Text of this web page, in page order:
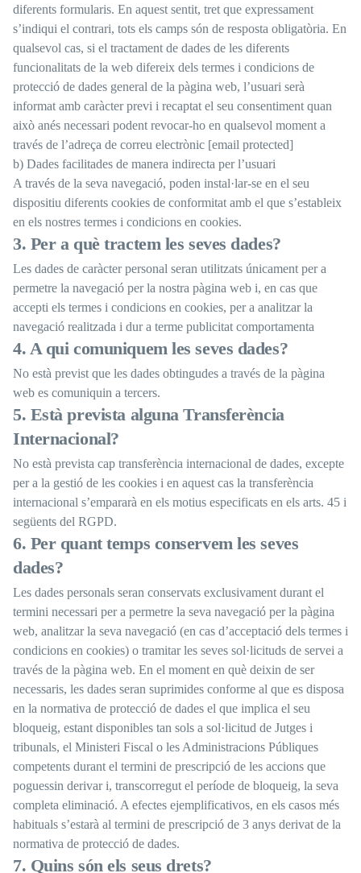
diferents formularis. En aquest sentit, tret que expressament
s’indiqui el contrari, tots els camps són de resposta obligatòria. En
qualsevol cas, si el tractament de dades de les diferents
funcionalitats de la web difereix dels termes i condicions de
protecció de dades general de la pàgina web, l’usuari serà
informat amb caràcter previ i recaptat el seu consentiment quan
això anés necessari podent revocar-ho en qualsevol moment a
través de l’adreça de correu electrònic [email protected]
b) Dades facilitades de manera indirecta per l’usuari
A través de la seva navegació, poden instal·lar-se en el seu
dispositiu diferents cookies de conformitat amb el que s’estableix
en els nostres termes i condicions en cookies.
3. Per a què tractem les seves dades?
Les dades de caràcter personal seran utilitzats únicament per a
permetre la navegació per la nostra pàgina web i, en cas que
accepti els termes i condicions en cookies, per a analitzar la
navegació realitzada i dur a terme publicitat comportamenta
4. A qui comuniquem les seves dades?
No està previst que les dades obtingudes a través de la pàgina
web es comuniquin a tercers.
5. Està prevista alguna Transferència
Internacional?
No està prevista cap transferència internacional de dades, excepte
per a la gestió de les cookies i en aquest cas la transferència
internacional s’empararà en els motius especificats en els arts. 45 i
següents del RGPD.
6. Per quant temps conservem les seves
dades?
Les dades personals seran conservats exclusivament durant el
termini necessari per a permetre la seva navegació per la pàgina
web, analitzar la seva navegació (en cas d’acceptació dels termes i
condicions en cookies) o tramitar les seves sol·licituds de servei a
través de la pàgina web. En el moment en què deixin de ser
necessaris, les dades seran suprimides conforme al que es disposa
en la normativa de protecció de dades el que implica el seu
bloqueig, estant disponibles tan sols a sol·licitud de Jutges i
tribunals, el Ministeri Fiscal o les Administracions Públiques
competents durant el termini de prescripció de les accions que
poguessin derivar i, transcorregut el període de bloqueig, la seva
completa eliminació. A efectes ejemplificativos, en els casos més
habituals s’estarà al termini de prescripció de 3 anys derivat de la
normativa de protecció de dades.
7. Quins són els seus drets?